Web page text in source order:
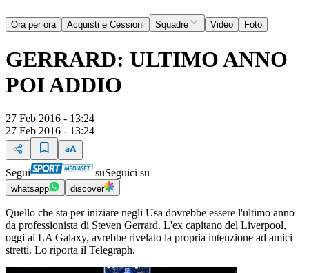
Ora per ora Acquisti e Cessioni Squadre Video Foto
GERRARD: ULTIMO ANNO
POI ADDIO
27 Feb 2016 - 13:24
27 Feb 2016 - 13:24
Segui suSeguici su
whatsapp discover
Quello che sta per iniziare negli Usa dovrebbe essere l'ultimo anno
da professionista di Steven Gerrard. L'ex capitano del Liverpool,
oggi ai LA Galaxy, avrebbe rivelato la propria intenzione ad amici
stretti. Lo riporta il Telegraph.